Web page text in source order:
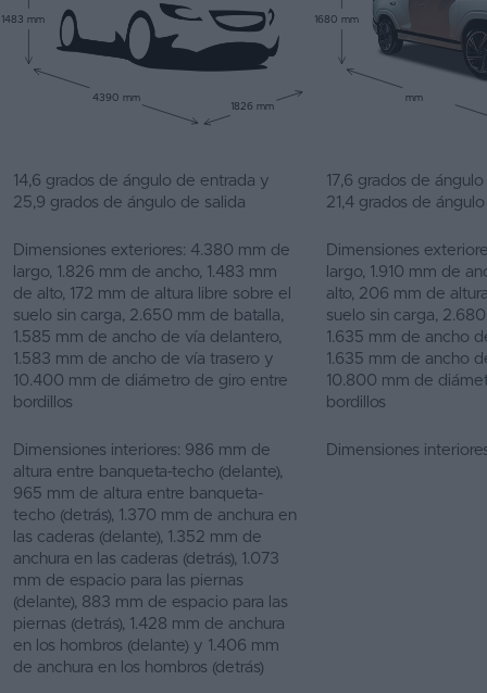
1483 mm
4390 mm
1826 mm
1680 mm
mm
14,6 grados de ángulo de entrada y
25,9 grados de ángulo de salida
17,6 grados de
21,4 grados de
Dimensiones exteriores: 4.380 mm de
largo, 1.826 mm de ancho, 1.483 mm
de alto, 172 mm de altura libre sobre el
suelo sin carga, 2.650 mm de batalla,
1.585 mm de ancho de vía delantero,
1.583 mm de ancho de vía trasero y
10.400 mm de diámetro de giro entre
bordillos
Dimensiones
largo, 1.910 mm de
alto, 206 mm de
suelo sin carga,
1.635 mm de ancho
1.635 mm de ancho
10.800 mm de
bordillos
Dimensiones interiores: 986 mm de
altura entre banqueta-techo (delante),
965 mm de altura entre banqueta-
techo (detrás), 1.370 mm de anchura en
las caderas (delante), 1.352 mm de
anchura en las caderas (detrás), 1.073
mm de espacio para las piernas
(delante), 883 mm de espacio para las
piernas (detrás), 1.428 mm de anchura
en los hombros (delante) y 1.406 mm
de anchura en los hombros (detrás)
Dimensiones